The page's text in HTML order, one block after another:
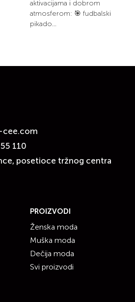
aktivacijama i dobrom
atmosferom: 🎯 fudbalski
pikado...
cee.com
110
posetioce tržnog centra
PROIZVODI
Ženska moda
Muška moda
Dečija moda
Svi proizvodi